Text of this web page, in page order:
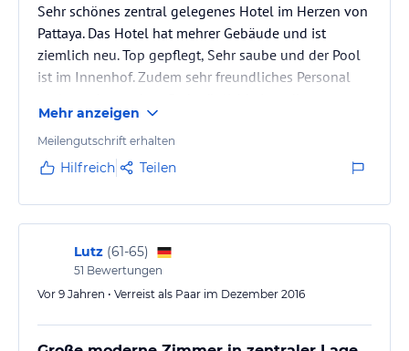
Sehr schönes zentral gelegenes Hotel im Herzen von
Pattaya. Das Hotel hat mehrer Gebäude und ist
ziemlich neu. Top gepflegt, Sehr saube und der Pool
ist im Innenhof. Zudem sehr freundliches Personal
kostenfrei sind ich war sehr zufrieden, sehr günstige
Preise und sehr toll, aber man sollte auch noch
sachen die Zimmer sind nicht sehr gut schall
zum Teil Geräusche auf dem Gang. Also wer mehr
Ruhe und Entspannung sucht sollte…
Mehr anzeigen
Meilengutschrift erhalten
Hilfreich Teilen
Lutz (61-65)
51 Bewertungen
Vor 9 Jahren • Verreist als Paar im Dezember 2016